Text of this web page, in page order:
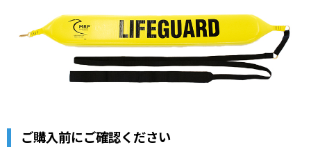
ご購入前にご確認ください